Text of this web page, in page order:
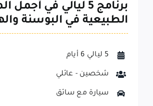
برنامج 5 ليالي في أجمل المناطق
في البوسنة والهرسك
شخصين - عائلي
سيارة مع سائق